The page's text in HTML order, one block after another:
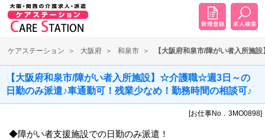
ケアステーション 大阪府 和泉市 【大阪府和泉市/障がい者入所施
【大阪府和泉市/障がい者入所施設】☆介護職☆週3日～の
日勤のみ派遣♪車通勤可！残業少なめ！勤務時間の相談可♪
[お仕事No．3MO0898]
◆障がい者支援施設での日勤のみ派遣！